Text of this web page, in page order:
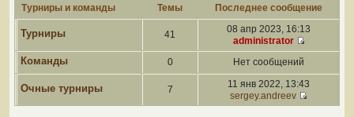
Турниры и команды Темы Последнее сообщение
Турниры 41
08 апр 2023, 16:13
administrator
Команды 0 Нет сообщений
Очные турниры 7
11 янв 2022, 13:43
sergey.andreev